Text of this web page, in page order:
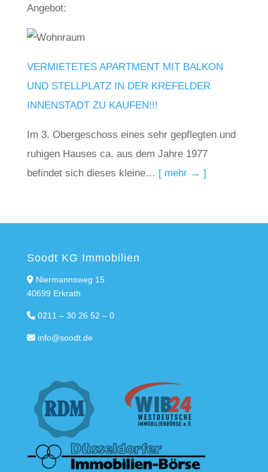
Angebot:
VERMIETETES APARTMENT MIT BALKON
UND STELLPLATZ IN DER KREFELDER
INNENSTADT ZU KAUFEN!!!
Im 3. Obergeschoss eines sehr gepflegten und
ruhigen Hauses ca. aus dem Jahre 1977
befindet sich dieses kleine… [ mehr → ]
Soodt KG Immobilien
Niermannsweg 15
40699 Erkrath
0211 – 30 26 52 – 0
info@soodt.de